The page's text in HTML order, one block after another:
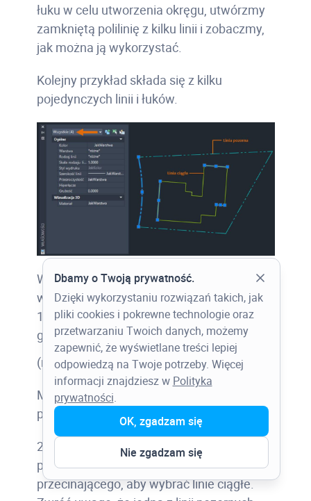
łuku w celu utworzenia okręgu, utwórzmy
zamkniętą polilinię z kilku linii i zobaczmy,
jak można ją wykorzystać.
Kolejny przykład składa się z kilku
pojedynczych linii i łuków.
Wybieramy linie ciągłe i przekształcamy je
w zamkniętą polilinię.
1. Klikamy kolejno kartę Narzędzia
główne > panel Zmień
(rozwinięty) > Połącz.
Można również wpisać
polecenia.
2. Wybieramy obiekty, które mają być
połączone. W tym miejscu użyjemy okna
przecinającego, aby wybrać linie ciągłe.
Dbamy o Twoją prywatność.
Dzięki wykorzystaniu rozwiązań takich, jak
pliki cookies i pokrewne technologie oraz
przetwarzaniu Twoich danych, możemy
zapewnić, że wyświetlane treści lepiej
odpowiedzą na Twoje potrzeby. Więcej
informacji znajdziesz w Polityka
prywatności.
Nie zgadzam się
OK, zgadzam się